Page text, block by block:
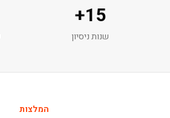
15
+
שנות ניסיון
המלצות